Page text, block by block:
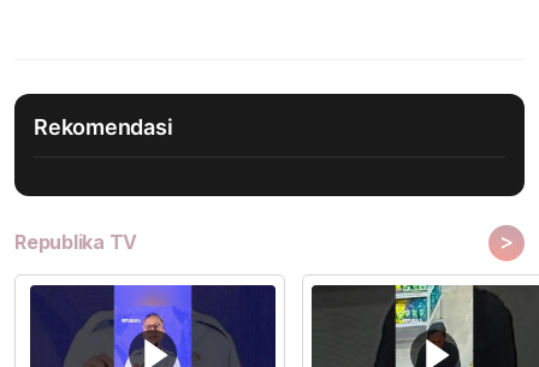
Rekomendasi
Republika TV >